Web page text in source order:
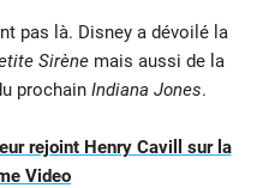
pas là. Disney a dévoilé la
Sirène mais aussi de la
prochain Indiana Jones.
rejoint Henry Cavill sur la
Video